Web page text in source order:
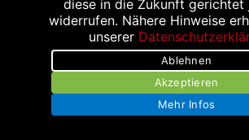
ÖFFNUNGSZEITEN
Montag bis Freitag
08:00 bis 20:00 Uhr
Samstag
diese in die Zukunft gerichtet
widerrufen. Nähere Hinweise
unserer
Ablehnen
Akzeptieren
Mehr Infos